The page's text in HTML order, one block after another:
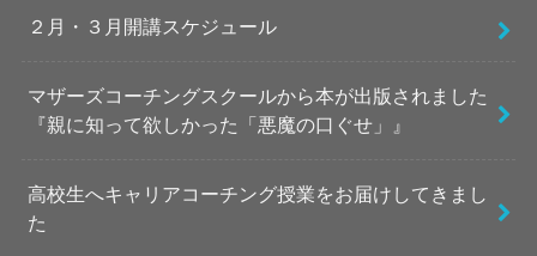
２月・３月開講スケジュール
マザーズコーチングスクールから本が出版されました
『親に知って欲しかった「悪魔の口ぐせ」』
高校生へキャリアコーチング授業をお届けしてきまし
た